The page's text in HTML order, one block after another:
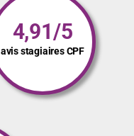
4,91/5
avis stagiaires CPF